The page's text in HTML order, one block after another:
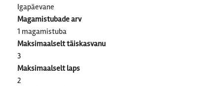
Igapäevane
Magamistubade arv
1 magamistuba
Maksimaalselt täiskasvanu
3
Maksimaalselt laps
2